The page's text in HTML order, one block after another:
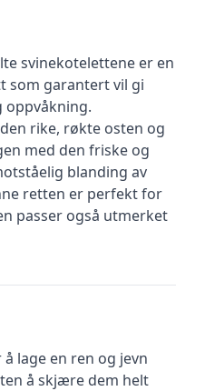
svinekotelettene er en
som garantert vil gi
oppvåkning.
rike, røkte osten og
med den friske og
blanding av
retten er perfekt for
passer også utmerket
lage en ren og jevn
å skjære dem helt